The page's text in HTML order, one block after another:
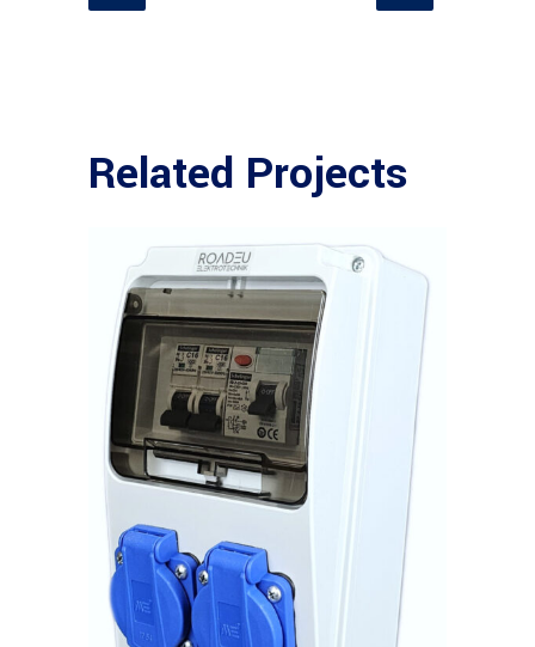
Related Projects